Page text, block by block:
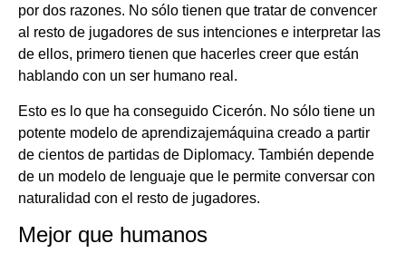
por dos razones. No sólo tienen que tratar de convencer
al resto de jugadores de sus intenciones e interpretar las
de ellos, primero tienen que hacerles creer que están
hablando con un ser humano real.
Esto es lo que ha conseguido Cicerón. No sólo tiene un
potente modelo de aprendizajemáquina creado a partir
de cientos de partidas de Diplomacy. También depende
de un modelo de lenguaje que le permite conversar con
naturalidad con el resto de jugadores.
Mejor que humanos